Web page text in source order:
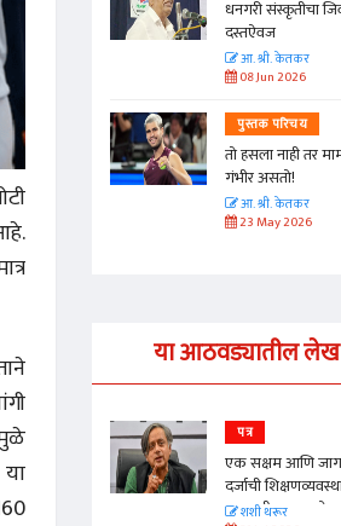
या
धनगरी संस्कृतीचा
दस्तऐवज
आ. श्री. केतकर
08 Jun 2026
पुस्तक परिचय
तो हसला नाही तर
गंभीर असतो!
आ. श्री. केतकर
23 May 2026
या आठवड्यातील लेख
जपणारी
मान्यवर
पत्र
एक सक्षम आणि
दर्जाची
काळाची गरज आहे
शशी थरूर